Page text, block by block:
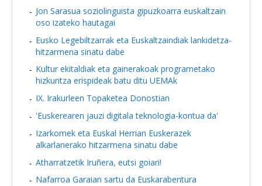
Jon Sarasua soziolinguista gipuzkoarra euskaltzain
oso izateko hautagai
Eusko Legebiltzarrak eta Euskaltzaindiak lankidetza-
hitzarmena sinatu dabe
Kultur ekitaldiak eta gainerakoak programetako
hizkuntza erispideak batu ditu UEMAk
IX. Irakurleen Topaketea Donostian
'Euskerearen jauzi digitala teknologia-kontua da'
Izarkomek eta Euskal Herrian Euskerazek
alkarlanerako hitzarmena sinatu dabe
Atharratzetik Iruñera, eutsi goiari!
Nafarroa Garaian sartu da Euskarabentura